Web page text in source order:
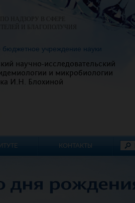
НАДЗОРУ В СФЕРЕ
И БЛАГОПОЛУЧИЯ
учреждение науки
научно-исследовательский
и микробиологии
И.Н. Блохиной
КОНТАКТЫ